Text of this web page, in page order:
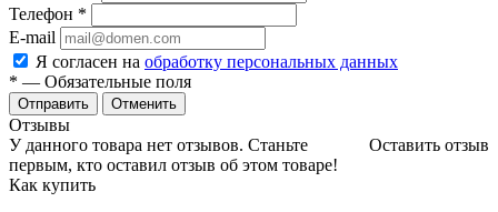
Телефон *
E-mail
Я согласен на обработку персональных данных
* — Обязательные поля
Отменить
Отзывы
Оставить отзыв
У данного товара нет отзывов. Станьте
первым, кто оставил отзыв об этом товаре!
Как купить